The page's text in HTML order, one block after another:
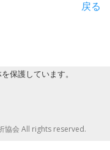
戻る
保護しています。
協会 All rights reserved.